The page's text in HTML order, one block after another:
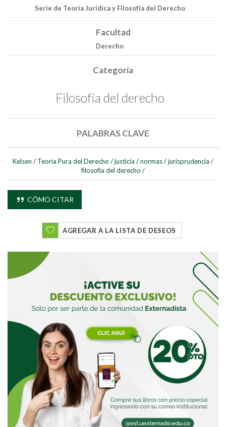
Buscar
Buscar
Serie de Teoría Jurídica y Filosofía del Derecho
Facultad
Derecho
Categoría
Filosofía del derecho
PALABRAS CLAVE
Kelsen / Teoría Pura del Derecho /justicia /normas/jurisprudencia /
filosofía del derecho /
CÓMO CITAR
AGREGAR A LA LISTA DE DESEOS